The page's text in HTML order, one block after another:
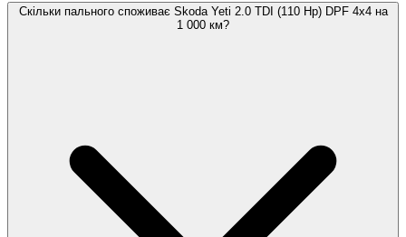
Скільки пального споживає Skoda Yeti 2.0 TDI (110 Hp) DPF 4x4 на
1 000 км?